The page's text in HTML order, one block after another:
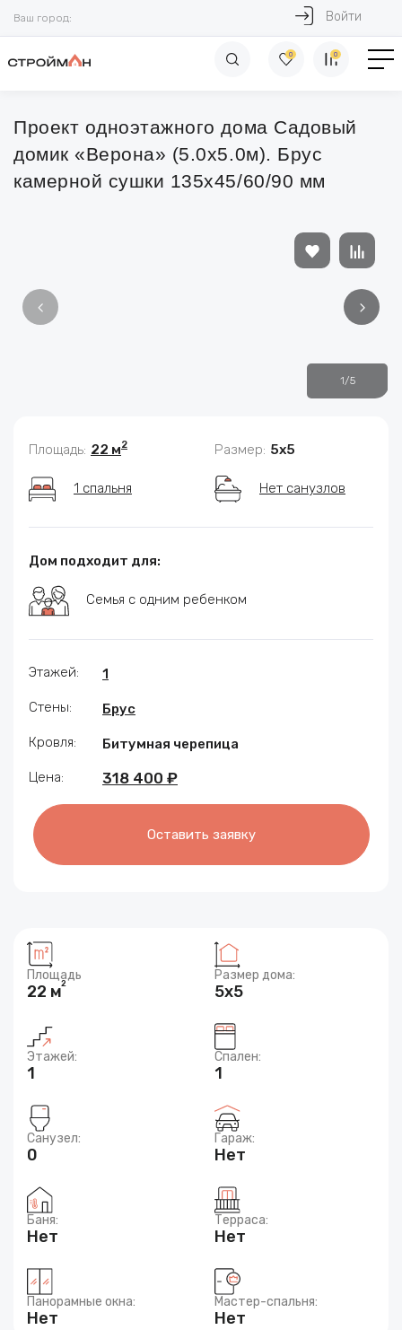
Ваш город: Войти
0 0
Проект одноэтажного дома Садовый
домик «Верона» (5.0х5.0м). Брус
камерной сушки 135х45/60/90 мм
1/5
Площадь: 22 м2 Размер: 5x5
1 спальня Нет санузлов
Дом подходит для:
Семья с одним ребенком
Этажей: 1
Стены: Брус
Кровля: Битумная черепица
Цена: 318 400 ₽
Оставить заявку
Площадь
22 м2
Размер дома:
5x5
Этажей:
1
Спален:
1
Санузел:
0
Гараж:
Нет
Баня:
Нет
Терраса:
Нет
Панорамные окна:
Нет
Мастер-спальня:
Нет